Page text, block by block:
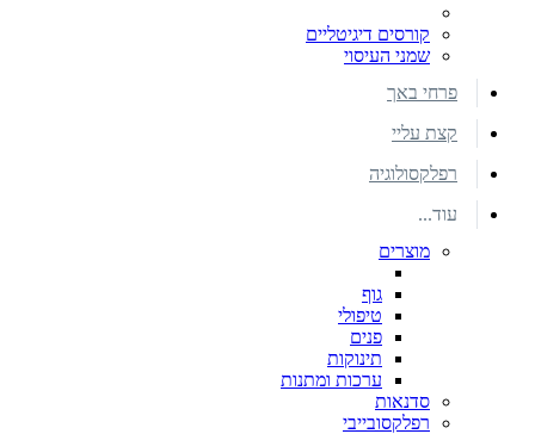
קורסים דיגיטליים
שמני העיסוי
פרחי באך
קצת עליי
רפלקסולוגיה
עוד...
מוצרים
גוף
טיפולי
פנים
תינוקות
ערכות ומתנות
סדנאות
רפלקסובייבי